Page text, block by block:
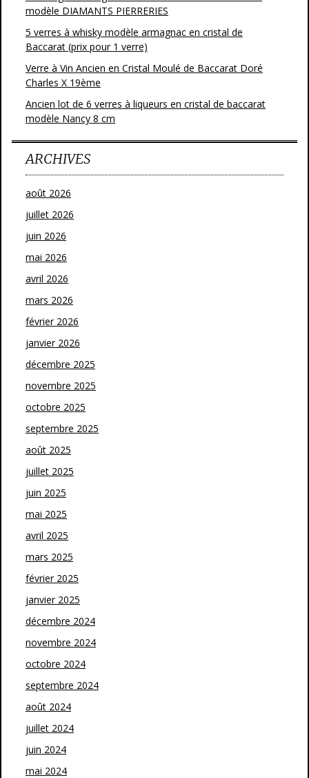
modèle DIAMANTS PIERRERIES
5 verres à whisky modèle armagnac en cristal de
Baccarat (prix pour 1 verre)
Verre à Vin Ancien en Cristal Moulé de Baccarat Doré
Charles X 19ème
Ancien lot de 6 verres à liqueurs en cristal de baccarat
modèle Nancy 8 cm
ARCHIVES
août 2026
juillet 2026
juin 2026
mai 2026
avril 2026
mars 2026
février 2026
janvier 2026
décembre 2025
novembre 2025
octobre 2025
septembre 2025
août 2025
juillet 2025
juin 2025
mai 2025
avril 2025
mars 2025
février 2025
janvier 2025
décembre 2024
novembre 2024
octobre 2024
septembre 2024
août 2024
juillet 2024
juin 2024
mai 2024